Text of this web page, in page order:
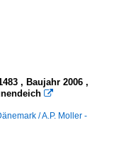
, Baujahr 2006 ,

/ A.P. Moller -